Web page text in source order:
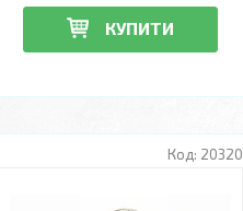
КУПИТИ
20320